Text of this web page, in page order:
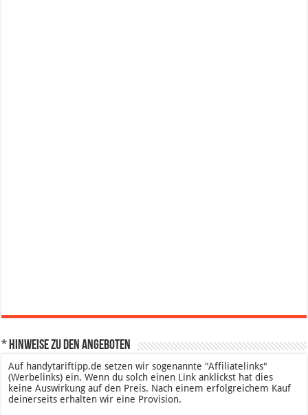
* Hinweise zu den Angeboten
Auf handytariftipp.de setzen wir sogenannte "Affiliatelinks"
(Werbelinks) ein. Wenn du solch einen Link anklickst hat dies
keine Auswirkung auf den Preis. Nach einem erfolgreichem Kauf
deinerseits erhalten wir eine Provision.